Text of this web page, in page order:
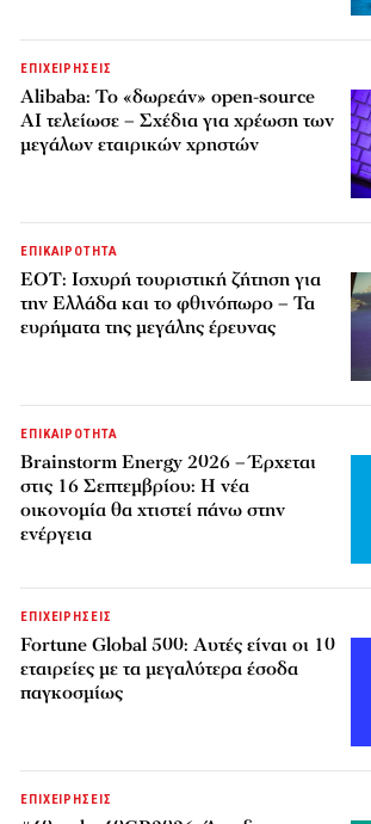
ΕΠΙΧΕΙΡΗΣΕΙΣ
Alibaba: Το «δωρεάν» open-source
AI τελείωσε – Σχέδια για χρέωση των
μεγάλων εταιρικών χρηστών
ΕΠΙΚΑΙΡΟΤΗΤΑ
ΕΟΤ: Ισχυρή τουριστική ζήτηση για
την Ελλάδα και το φθινόπωρο – Τα
ευρήματα της μεγάλης έρευνας
ΕΠΙΚΑΙΡΟΤΗΤΑ
Brainstorm Energy 2026 – Έρχεται
στις 16 Σεπτεμβρίου: Η νέα
οικονομία θα χτιστεί πάνω στην
ενέργεια
ΕΠΙΧΕΙΡΗΣΕΙΣ
Fortune Global 500: Αυτές είναι οι 10
εταιρείες με τα μεγαλύτερα έσοδα
παγκοσμίως
ΕΠΙΧΕΙΡΗΣΕΙΣ